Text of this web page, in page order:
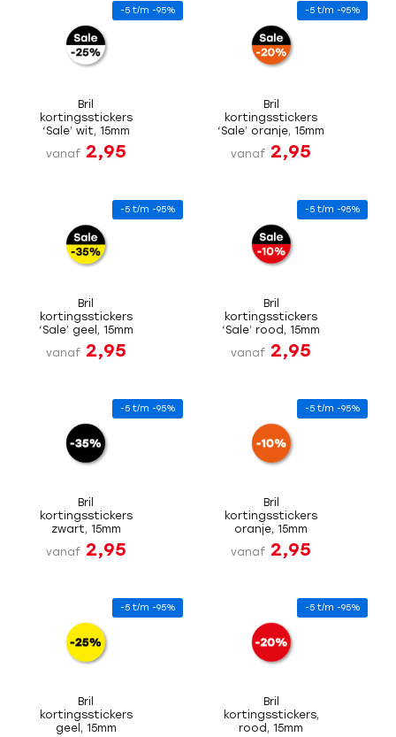
-5 t/m -95%
Bril
kortingsstickers
‘Sale’ wit, 15mm
vanaf 2,95
-5 t/m -95%
Bril
kortingsstickers
‘Sale’ oranje, 15mm
vanaf 2,95
-5 t/m -95%
Bril
kortingsstickers
‘Sale’ geel, 15mm
vanaf 2,95
-5 t/m -95%
Bril
kortingsstickers
‘Sale’ rood, 15mm
vanaf 2,95
-5 t/m -95%
Bril
kortingsstickers
zwart, 15mm
vanaf 2,95
-5 t/m -95%
Bril
kortingsstickers
oranje, 15mm
vanaf 2,95
-5 t/m -95%
Bril
kortingsstickers
geel, 15mm
-5 t/m -95%
Bril
kortingsstickers,
rood, 15mm